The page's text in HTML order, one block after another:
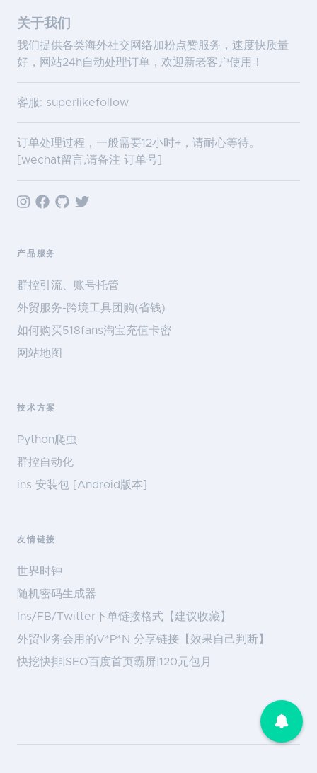
关于我们
我们提供各类海外社交网络加粉点赞服务，速度快质量
好，网站24h自动处理订单，欢迎新老客户使用！
客服: superlikefollow
订单处理过程，一般需要12小时+，请耐心等待。
[wechat留言,请备注 订单号]
产品服务
群控引流、账号托管
外贸服务-跨境工具团购(省钱)
如何购买518fans淘宝充值卡密
网站地图
技术方案
Python爬虫
群控自动化
ins 安装包 [Android版本]
友情链接
世界时钟
随机密码生成器
Ins/FB/Twitter下单链接格式【建议收藏】
外贸业务会用的V*P*N 分享链接【效果自己判断】
快挖快排|SEO百度首页霸屏|120元包月